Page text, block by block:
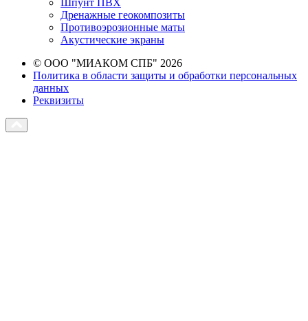
Дренажные геокомпозиты
Противоэрозионные маты
Акустические экраны
© ООО "МИАКОМ СПБ" 2026
Политика в области защиты и обработки персональных
данных
Реквизиты